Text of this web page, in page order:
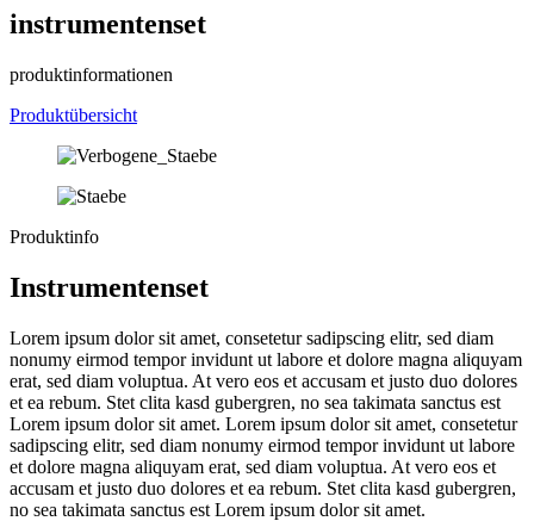
instrumenten­set
produktinformationen
Produktübersicht
Produktinfo
Instrumenten­set
Lorem ipsum dolor sit amet, consetetur sadipscing elitr, sed diam
nonumy eirmod tempor invidunt ut labore et dolore magna aliquyam
erat, sed diam voluptua. At vero eos et accusam et justo duo dolores
et ea rebum. Stet clita kasd gubergren, no sea takimata sanctus est
Lorem ipsum dolor sit amet. Lorem ipsum dolor sit amet, consetetur
sadipscing elitr, sed diam nonumy eirmod tempor invidunt ut labore
et dolore magna aliquyam erat, sed diam voluptua. At vero eos et
accusam et justo duo dolores et ea rebum. Stet clita kasd gubergren,
no sea takimata sanctus est Lorem ipsum dolor sit amet.